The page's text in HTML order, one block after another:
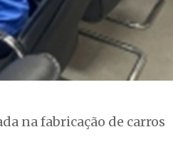
na fabricação de carros